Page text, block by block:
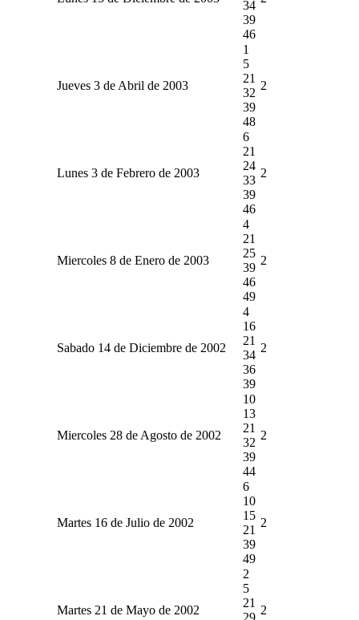
34
39
46
Jueves 3 de Abril de 2003
1
5
21
32
39
48
2
Lunes 3 de Febrero de 2003
6
21
24
33
39
46
2
Miercoles 8 de Enero de 2003
4
21
25
39
46
49
2
Sabado 14 de Diciembre de 2002
4
16
21
34
36
39
2
Miercoles 28 de Agosto de 2002
10
13
21
32
39
44
2
Martes 16 de Julio de 2002
6
10
15
21
39
49
2
Martes 21 de Mayo de 2002
2
5
21
29
2